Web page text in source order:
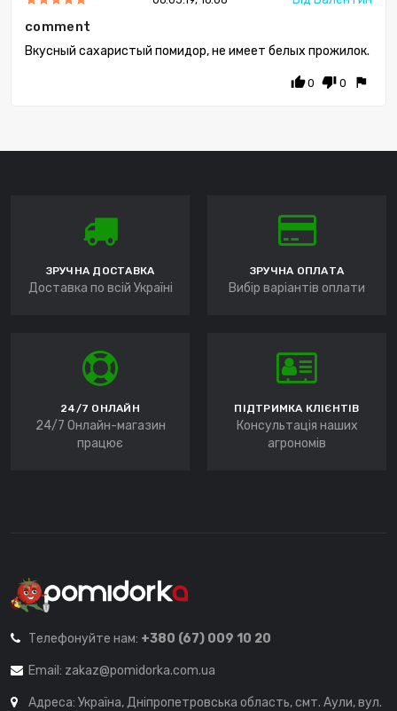
comment
Вкусный сахаристый помидор, не имеет белых прожилок.
thumb_up0 thumb_down 0 flag
ЗРУЧНА ДОСТАВКА
Доставка по всій Україні
ЗРУЧНА ОПЛАТА
Вибір варіантів оплати
24/7 ОНЛАЙН
24/7 Онлайн-магазин
працює
ПІДТРИМКА КЛІЄНТІВ
Консультація наших
агрономів
Телефонуйте нам: +380 (67) 009 10 20
Email: zakaz@pomidorka.com.ua
Адреса: Україна, Дніпропетровська область, смт. Аули, вул.